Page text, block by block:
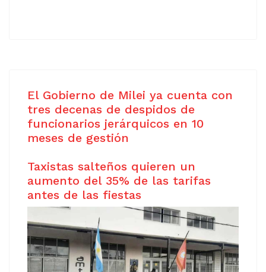
El Gobierno de Milei ya cuenta con
tres decenas de despidos de
funcionarios jerárquicos en 10
meses de gestión
Taxistas salteños quieren un
aumento del 35% de las tarifas
antes de las fiestas